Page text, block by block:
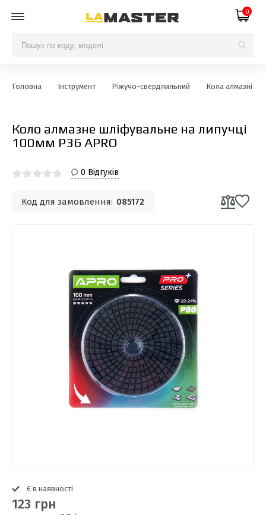
0
Головна Інструмент Ріжучо-свердлильний Кола алмазні
Коло алмазне шліфувальне на липучці
100мм Р36 APRO
0 Відгуків
Код для замовлення: 085172
Є в наявності
123 грн